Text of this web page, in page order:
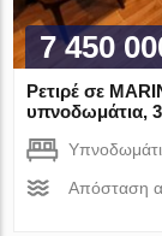
7 450
Ρετιρέ σε
υπνοδωμάτια,
Απόσταση